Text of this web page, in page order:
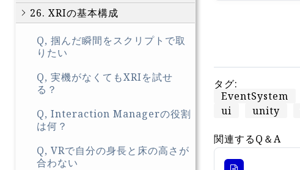
26. XRIの基本構成
Q, 掴んだ瞬間をスクリプトで取
りたい
Q, 実機がなくてもXRIを試せ
る？
Q, Interaction Managerの役割
は何？
Q, VRで自分の身長と床の高さが
合わない
タグ:
EventSystem
ui
unity
関連するQ＆A